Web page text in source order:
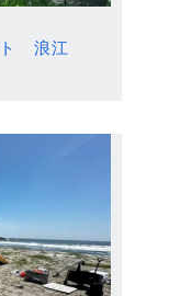
ト 浪江